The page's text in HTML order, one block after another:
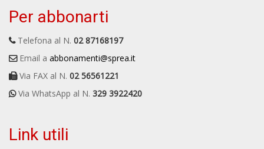
Per abbonarti
Telefona al N. 02 87168197
Email a abbonamenti@sprea.it
Via FAX al N. 02 56561221
Via WhatsApp al N. 329 3922420
Link utili